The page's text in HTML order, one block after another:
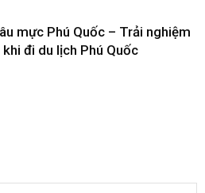
mực Phú Quốc – Trải nghiệm
đi du lịch Phú Quốc